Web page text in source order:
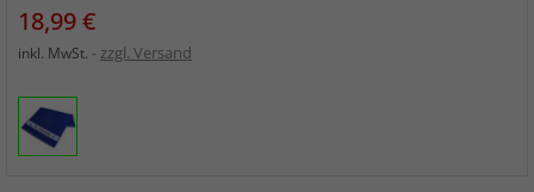
Preis
18,99 €
inkl. MwSt. zzgl. Versand